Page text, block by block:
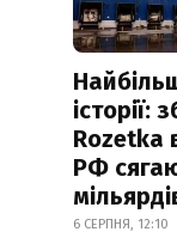
історії:
Rozetka
РФ
6 СЕРПНЯ, 12:10